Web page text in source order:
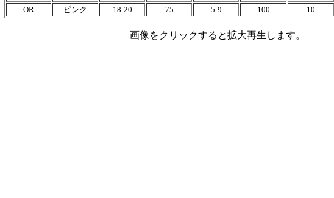
OR
ピンク 18-20 75 5-9 100 10
画像をクリックすると拡大再生します。